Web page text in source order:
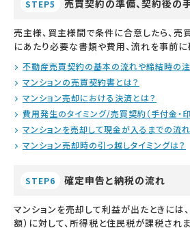
STEP5 売買契約の準備、契約後の
売主様、買主様間で条件に合意したら、売
にあたり必要な書類や費用、流れを事前に
不動産売買契約の基本の流れや締結時の
マンションの売買契約書とは？
マンション売却における決済とは？
費用発生のタイミング/売買契約（手付金・
マンションを売却して現金が入るまでの流れ
マンション売却時の引っ越しタイミングは？
STEP6 確定申告と納税の流れ
マンションを売却して利益が出たときには
額）に対して、所得税と住民税が課税されま